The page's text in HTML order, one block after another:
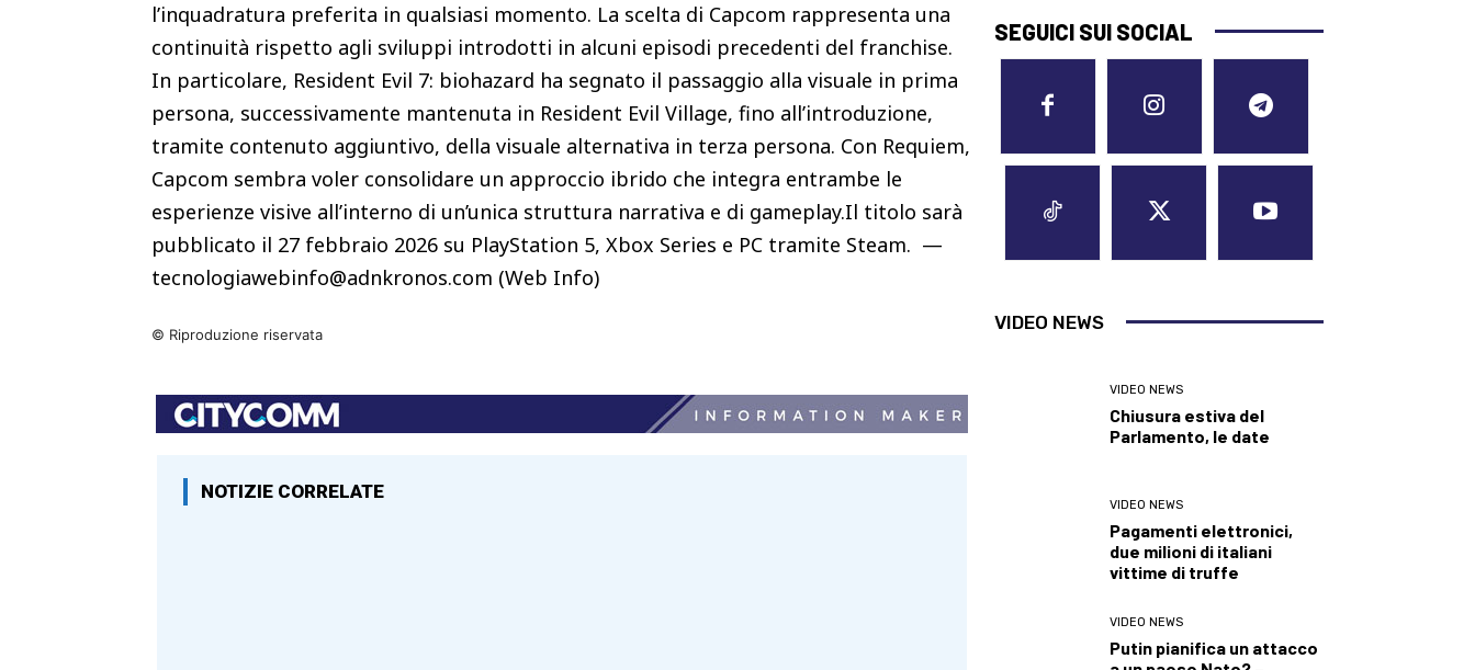
l’inquadratura preferita in qualsiasi momento. La scelta di Capcom rappresenta una
continuità rispetto agli sviluppi introdotti in alcuni episodi precedenti del franchise.
In particolare, Resident Evil 7: biohazard ha segnato il passaggio alla visuale in prima
persona, successivamente mantenuta in Resident Evil Village, fino all’introduzione,
tramite contenuto aggiuntivo, della visuale alternativa in terza persona. Con Requiem,
Capcom sembra voler consolidare un approccio ibrido che integra entrambe le
esperienze visive all’interno di un’unica struttura narrativa e di gameplay.Il titolo sarà
pubblicato il 27 febbraio 2026 su PlayStation 5, Xbox Series e PC tramite Steam. —
tecnologiawebinfo@adnkronos.com (Web Info)
© Riproduzione riservata
NOTIZIE CORRELATE
SEGUICI SUI SOCIAL
VIDEO NEWS
VIDEO NEWS
Chiusura estiva del
Parlamento, le date
VIDEO NEWS
Pagamenti elettronici,
due milioni di italiani
vittime di truffe
VIDEO NEWS
Putin pianifica un attacco